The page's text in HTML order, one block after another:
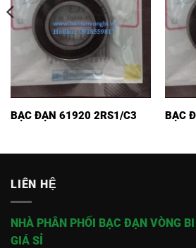
BẠC ĐẠN 61920 2RS1/C3 BẠC
LIÊN HỆ
NHÀ PHÂN PHỐI BẠC ĐẠN VÒNG
GIÁ SỈ